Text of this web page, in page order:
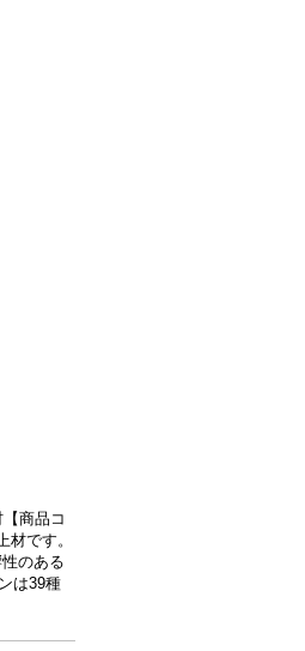
商品コ
です。
のある
は39種